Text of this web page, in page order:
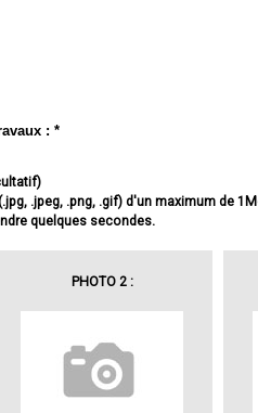
: *
.jpeg, .png, .gif) d'un maximum de
quelques secondes.
PHOTO 2 :